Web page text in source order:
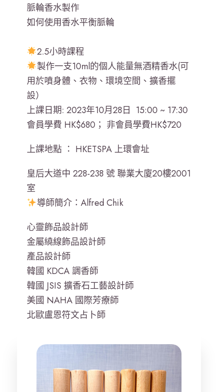
脈輪香水製作
如何使用香水平衡脈輪
2.5小時課程
製作一支10ml的個人能量無酒精香水(可
用於噴身體、衣物、環境空間、擴香擺
設）
上課日期: 2023年10月28日 15:00 ~ 17:30
會員學費 HK$680； 非會員學費HK$720
上課地點 ： HKETSPA 上環會址
皇后大道中 228-238 號 聯業大廈20樓2001
室
導師簡介：Alfred Chik
心靈飾品設計師
金屬繞線飾品設計師
產品設計師
韓國 KDCA 調香師
韓國 JSIS 擴香石工藝設計師
美國 NAHA 國際芳療師
北歐盧恩符文占卜師